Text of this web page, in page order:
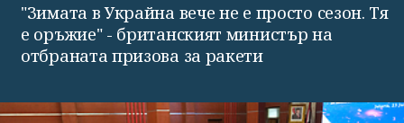
"Зимата в Украйна вече не е просто сезон. Тя
е оръжие" - британският министър на
отбраната призова за ракети